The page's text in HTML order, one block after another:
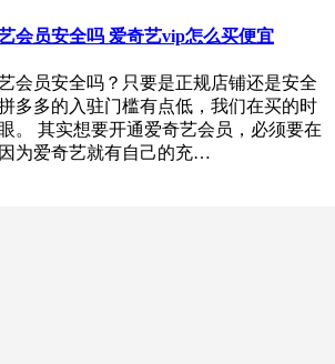
会员安全吗 爱奇艺vip怎么买便宜
会员安全吗？只要是正规店铺还是安全
多多的入驻门槛有点低，我们在买的时
。 其实想要开通爱奇艺会员，必须要在
为爱奇艺就有自己的充…